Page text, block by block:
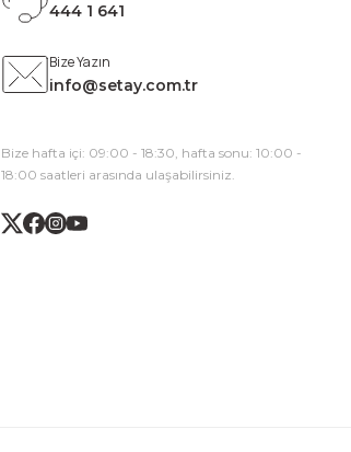
444 1 641
Bize Yazın
info@setay.com.tr
Bize hafta içi: 09:00 - 18:30, hafta sonu: 10:00 -
18:00 saatleri arasında ulaşabilirsiniz.